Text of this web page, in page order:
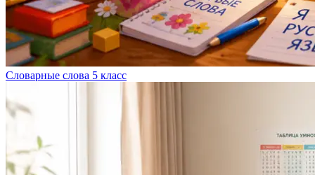
Словарные слова 5 класс